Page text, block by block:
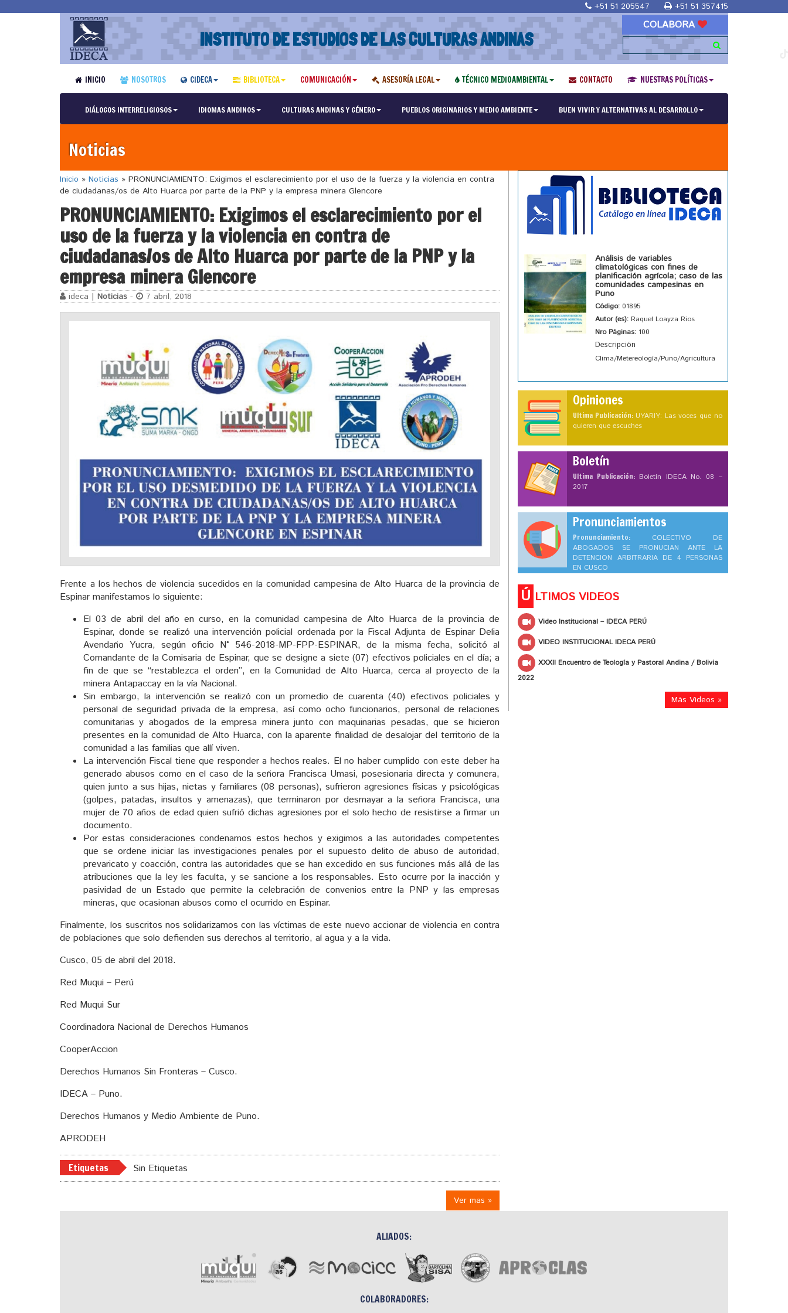
+51 51 205547 +51 51 357415
INSTITUTO DE ESTUDIOS DE LAS CULTURAS ANDINAS
COLABORA
INICIO NOSOTROS CIDECA BIBLIOTECA COMUNICACIÓN ASESORÍA LEGAL TÉCNICO MEDIOAMBIENTAL CONTACTO NUESTRAS POLÍTICAS
DIÁLOGOS INTERRELIGIOSOS IDIOMAS ANDINOS CULTURAS ANDINAS Y GÉNERO PUEBLOS ORIGINARIOS Y MEDIO AMBIENTE BUEN VIVIR Y ALTERNATIVAS AL DESARROLLO
Noticias
Inicio » Noticias » PRONUNCIAMIENTO: Exigimos el esclarecimiento por el uso de la fuerza y la violencia en contra
de ciudadanas/os de Alto Huarca por parte de la PNP y la empresa minera Glencore
PRONUNCIAMIENTO: Exigimos el esclarecimiento por el
uso de la fuerza y la violencia en contra de
ciudadanas/os de Alto Huarca por parte de la PNP y la
empresa minera Glencore
ideca | Noticias - 7 abril, 2018
Frente a los hechos de violencia sucedidos en la comunidad campesina de Alto Huarca de la provincia de
Espinar manifestamos lo siguiente:
El 03 de abril del año en curso, en la comunidad campesina de Alto Huarca de la provincia de
Espinar, donde se realizó una intervención policial ordenada por la Fiscal Adjunta de Espinar Delia
Avendaño Yucra, según oficio N° 546-2018-MP-FPP-ESPINAR, de la misma fecha, solicitó al
Comandante de la Comisaria de Espinar, que se designe a siete (07) efectivos policiales en el día; a
fin de que se “restablezca el orden”, en la Comunidad de Alto Huarca, cerca al proyecto de la
minera Antapaccay en la vía Nacional.
Sin embargo, la intervención se realizó con un promedio de cuarenta (40) efectivos policiales y
personal de seguridad privada de la empresa, así como ocho funcionarios, personal de relaciones
comunitarias y abogados de la empresa minera junto con maquinarias pesadas, que se hicieron
presentes en la comunidad de Alto Huarca, con la aparente finalidad de desalojar del territorio de la
comunidad a las familias que allí viven.
La intervención Fiscal tiene que responder a hechos reales. El no haber cumplido con este deber ha
generado abusos como en el caso de la señora Francisca Umasi, posesionaria directa y comunera,
quien junto a sus hijas, nietas y familiares (08 personas), sufrieron agresiones físicas y psicológicas
(golpes, patadas, insultos y amenazas), que terminaron por desmayar a la señora Francisca, una
mujer de 70 años de edad quien sufrió dichas agresiones por el solo hecho de resistirse a firmar un
documento.
Por estas consideraciones condenamos estos hechos y exigimos a las autoridades competentes
que se ordene iniciar las investigaciones penales por el supuesto delito de abuso de autoridad,
prevaricato y coacción, contra las autoridades que se han excedido en sus funciones más allá de las
atribuciones que la ley les faculta, y se sancione a los responsables. Esto ocurre por la inacción y
pasividad de un Estado que permite la celebración de convenios entre la PNP y las empresas
mineras, que ocasionan abusos como el ocurrido en Espinar.
Finalmente, los suscritos nos solidarizamos con las víctimas de este nuevo accionar de violencia en contra
de poblaciones que solo defienden sus derechos al territorio, al agua y a la vida.
Cusco, 05 de abril del 2018.
Red Muqui – Perú
Red Muqui Sur
Coordinadora Nacional de Derechos Humanos
CooperAccion
Derechos Humanos Sin Fronteras – Cusco.
IDECA – Puno.
Derechos Humanos y Medio Ambiente de Puno.
APRODEH
Etiquetas Sin Etiquetas
Ver mas »
Análisis de variables
climatológicas con fines de
planificación agrícola; caso de las
comunidades campesinas en
Puno
Código: 01895
Autor (es): Raquel Loayza Rios
Nro Páginas: 100
Descripción
Clima/Metereología/Puno/Agricultura
Opiniones
Ultima Publicación: UYARIY: Las voces que no
quieren que escuches
Boletín
Ultima Publicación: Boletín IDECA No. 08 –
2017
Pronunciamientos
Pronunciamiento: COLECTIVO DE
ABOGADOS SE PRONUCIAN ANTE LA
DETENCION ARBITRARIA DE 4 PERSONAS
EN CUSCO
Ú LTIMOS VIDEOS
Video Institucional – IDECA PERÚ
VIDEO INSTITUCIONAL IDECA PERÚ
XXXII Encuentro de Teología y Pastoral Andina / Bolivia
2022
Más Videos »
ALIADOS:
COLABORADORES: